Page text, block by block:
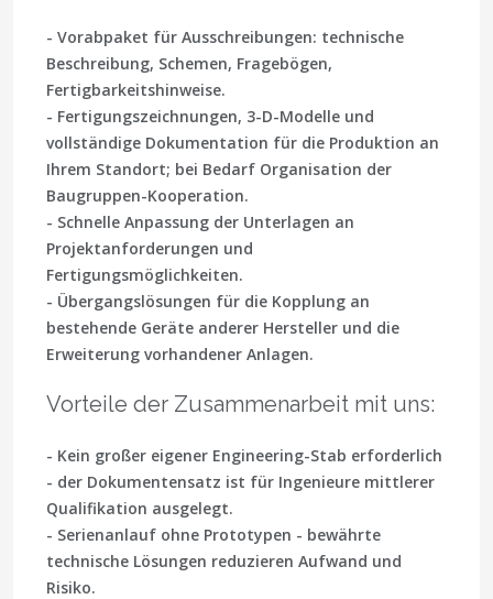
- Vorabpaket für Ausschreibungen: technische
Beschreibung, Schemen, Fragebögen,
Fertigbarkeitshinweise.
- Fertigungszeichnungen, 3-D-Modelle und
vollständige Dokumentation für die Produktion an
Ihrem Standort; bei Bedarf Organisation der
Baugruppen-Kooperation.
- Schnelle Anpassung der Unterlagen an
Projektanforderungen und
Fertigungsmöglichkeiten.
- Übergangslösungen für die Kopplung an
bestehende Geräte anderer Hersteller und die
Erweiterung vorhandener Anlagen.
Vorteile der Zusammenarbeit mit uns:
- Kein großer eigener Engineering-Stab erforderlich
- der Dokumentensatz ist für Ingenieure mittlerer
Qualifikation ausgelegt.
- Serienanlauf ohne Prototypen - bewährte
technische Lösungen reduzieren Aufwand und
Risiko.